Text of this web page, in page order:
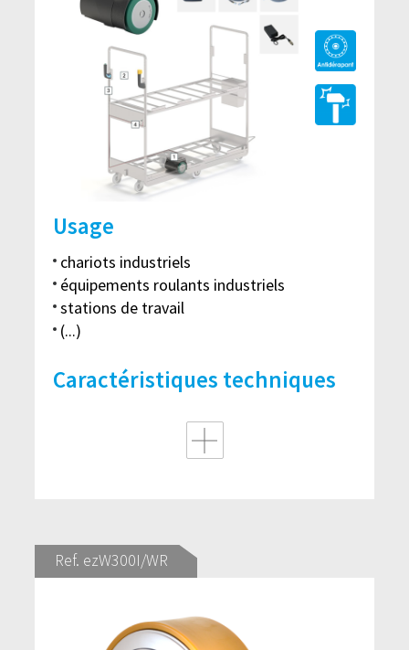
Usage
chariots industriels
équipements roulants industriels
stations de travail
(...)
Caractéristiques techniques
Ref. ezW300I/WR